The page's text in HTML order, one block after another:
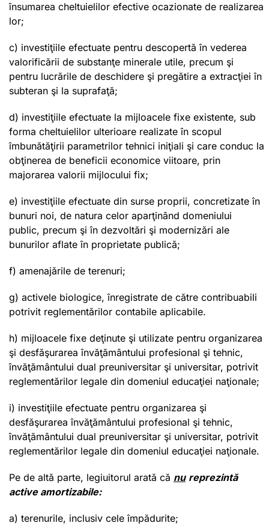
însumarea cheltuielilor efective ocazionate de realizarea
lor;
c) investiţiile efectuate pentru descopertă în vederea
valorificării de substanţe minerale utile, precum şi
pentru lucrările de deschidere şi pregătire a extracţiei în
subteran şi la suprafaţă;
d) investiţiile efectuate la mijloacele fixe existente, sub
forma cheltuielilor ulterioare realizate în scopul
îmbunătăţirii parametrilor tehnici iniţiali şi care conduc la
obţinerea de beneficii economice viitoare, prin
majorarea valorii mijlocului fix;
e) investiţiile efectuate din surse proprii, concretizate în
bunuri noi, de natura celor aparţinând domeniului
public, precum şi în dezvoltări şi modernizări ale
bunurilor aflate în proprietate publică;
f) amenajările de terenuri;
g) activele biologice, înregistrate de către contribuabili
potrivit reglementărilor contabile aplicabile.
h) mijloacele fixe deţinute şi utilizate pentru organizarea
şi desfăşurarea învăţământului profesional şi tehnic,
învăţământului dual preuniversitar şi universitar, potrivit
reglementărilor legale din domeniul educaţiei naţionale;
i) investiţiile efectuate pentru organizarea şi
desfăşurarea învăţământului profesional şi tehnic,
învăţământului dual preuniversitar şi universitar, potrivit
reglementărilor legale din domeniul educaţiei naţionale.
Pe de altă parte, legiuitorul arată că nu reprezintă
active amortizabile:
a) terenurile, inclusiv cele împădurite;